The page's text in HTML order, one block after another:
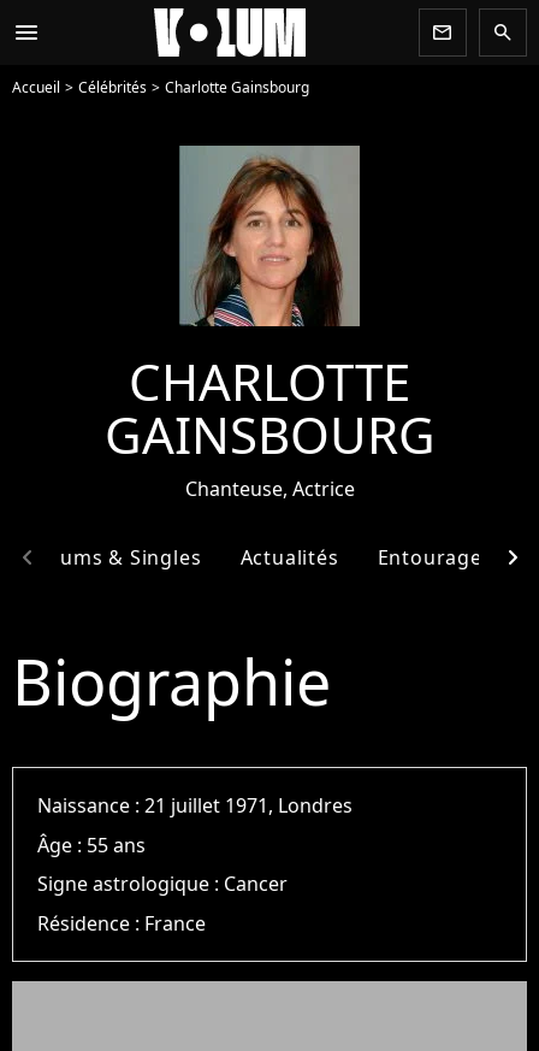
menu newsletter search
Accueil Célébrités Charlotte Gainsbourg
CHARLOTTE
GAINSBOURG
Chanteuse, Actrice
Albums & Singles Actualités Entourage
chevron_left chevron_right
Biographie
Naissance :21 juillet 1971, Londres
Âge : 55 ans
Signe astrologique : Cancer
Résidence : France